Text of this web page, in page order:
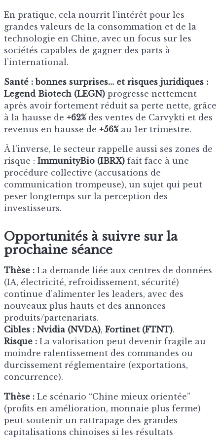
En pratique, cela nourrit l’intérêt pour les
grandes valeurs de la consommation et de la
technologie en Chine, avec un focus sur les
sociétés capables de gagner des parts à
l’international.
Santé : bonnes surprises… et risques juridiques :
Legend Biotech (LEGN) progresse nettement
après avoir fortement réduit sa perte nette, grâce
à la hausse de +62%des ventes de Carvykti et des
revenus en hausse de +56%au 1er trimestre.
À l’inverse, le secteur rappelle aussi ses zones de
risque : ImmunityBio (IBRX) fait face à une
procédure collective (accusations de
communication trompeuse), un sujet qui peut
peser longtemps sur la perception des
investisseurs.
Opportunités à suivre sur la
prochaine séance
Thèse : La demande liée aux centres de données
(IA, électricité, refroidissement, sécurité)
continue d’alimenter les leaders, avec des
nouveaux plus hauts et des annonces
produits/partenariats.
Cibles : Nvidia (NVDA), Fortinet (FTNT).
Risque : La valorisation peut devenir fragile au
moindre ralentissement des commandes ou
durcissement réglementaire (exportations,
concurrence).
Thèse : Le scénario “Chine mieux orientée”
(profits en amélioration, monnaie plus ferme)
peut soutenir un rattrapage des grandes
capitalisations chinoises si les résultats